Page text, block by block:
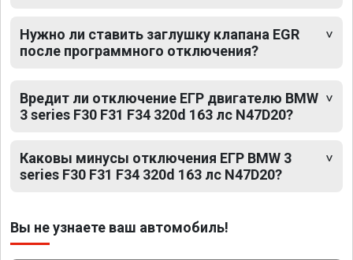
Нужно ли ставить заглушку клапана EGR
после программного отключения?
Вредит ли отключение ЕГР двигателю BMW
3 series F30 F31 F34 320d 163 лс N47D20?
Каковы минусы отключения ЕГР BMW 3
series F30 F31 F34 320d 163 лс N47D20?
Вы не узнаете ваш автомобиль!